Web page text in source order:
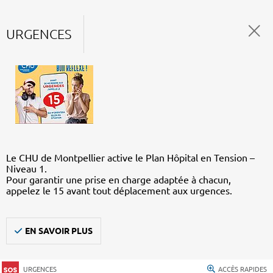
URGENCES
Le CHU de Montpellier active le Plan Hôpital en Tension –
Niveau 1.
Pour garantir une prise en charge adaptée à chacun,
appelez le 15 avant tout déplacement aux urgences.
EN SAVOIR PLUS
URGENCES ACCÈS RAPIDES